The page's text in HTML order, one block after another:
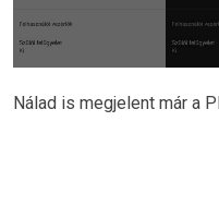
Nálad is megjelent már a